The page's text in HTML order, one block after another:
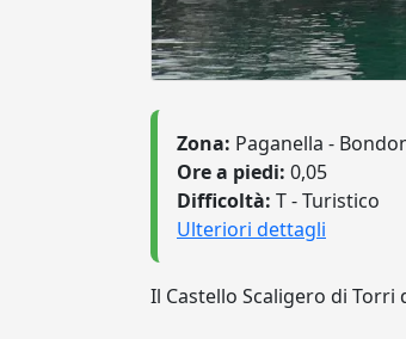
Zona: Paganella -
Ore a piedi: 0,05
Difficoltà: T - Turistico
Ulteriori dettagli
Il Castello Scaligero di